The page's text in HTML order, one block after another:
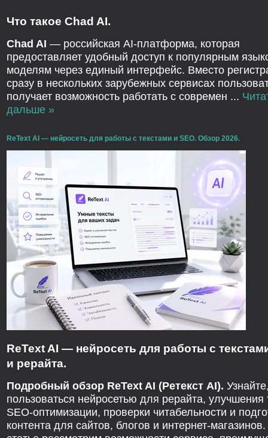
Что такое Chad AI.
Chad AI — российская AI-платформа, которая
предоставляет удобный доступ к популярным
моделям через единый интерфейс. Вместо
сразу в нескольких зарубежных сервисах
получает возможность работать с современ ...
дальше »
ReText AI — нейросеть для работы с текстами и SEO. Обзор 2026.
ReText AI — нейросеть для работы с
и рерайта.
Подробный обзор ReText AI (Ретекст AI).
пользоваться нейросетью для рерайта, улучшения
SEO-оптимизации, проверки читабельности и
контента для сайтов, блогов и интернет-